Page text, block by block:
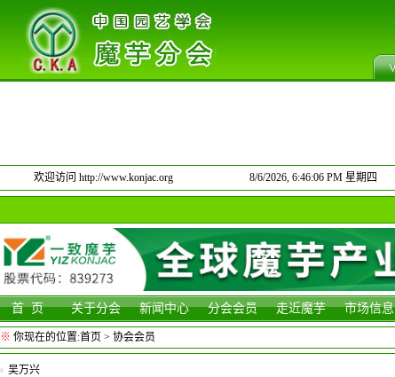
欢迎访问 http://www.konjac.org 8/6/2026, 6:46:06 PM 星期四
首 页 关于分会 新闻中心 分会会员 走近魔芋 市场信息
※ 你现在的位置:首页 > 协会会员
吴万兴